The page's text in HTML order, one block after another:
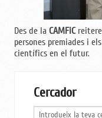
Des de la CAMFiC
persones premiades i
científics en el futur.
Cercador